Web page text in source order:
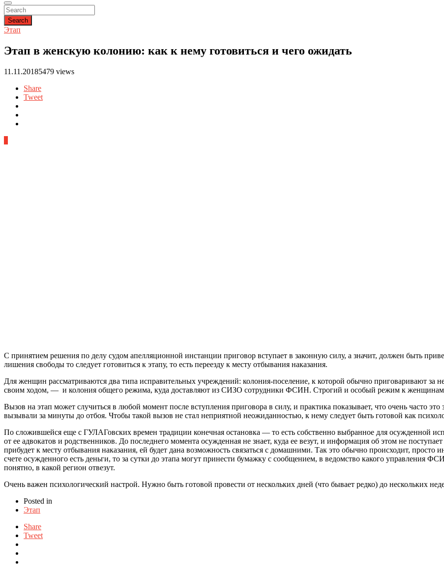
Search
Этап
Этап в женскую колонию: как к нему готовиться и чего ожидать
11.11.20185479 views
Share
Tweet
С принятием решения по делу судом апелляционной инстанции приговор вступает в законную силу, а значит, должен быть
лишения свободы то следует готовиться к этапу, то есть переезду к месту отбывания наказания.
Для женщин рассматриваются два типа исправительных учреждений: колония-поселение, к которой обычно приговаривают за
своим ходом, — и колония общего режима, куда доставляют из СИЗО сотрудники ФСИН. Строгий и особый режим к женщинам
Вызов на этап может случиться в любой момент после вступления приговора в силу, и практика показывает, что очень часто это
вызывали за минуты до отбоя. Чтобы такой вызов не стал неприятной неожиданностью, к нему следует быть готовой как
По сложившейся еще с ГУЛАГовских времен традиции конечная остановка — то есть собственно выбранное для осужденной
от ее адвокатов и родственников. До последнего момента осужденная не знает, куда ее везут, и информация об этом не
прибудет к месту отбывания наказания, ей будет дана возможность связаться с домашними. Так это обычно происходит, просто
счете осужденного есть деньги, то за сутки до этапа могут принести бумажку с сообщением, в ведомство какого управления
понятно, в какой регион отвезут.
Очень важен психологический настрой. Нужно быть готовой провести от нескольких дней (что бывает редко) до нескольких
Posted in
Этап
Share
Tweet